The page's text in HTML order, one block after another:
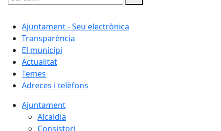
Cercar:
Ajuntament - Seu electrònica
Transparència
El municipi
Actualitat
Temes
Adreces i telèfons
Ajuntament
Alcaldia
Consistori